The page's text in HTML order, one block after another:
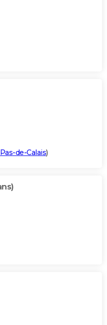
Pas-de-Calais)